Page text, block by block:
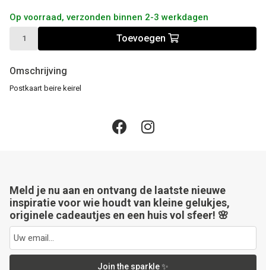
Op voorraad, verzonden binnen 2-3 werkdagen
Toevoegen
Omschrijving
Postkaart beire keirel
Meld je nu aan en ontvang de laatste nieuwe
inspiratie voor wie houdt van kleine gelukjes,
originele cadeautjes en een huis vol sfeer! 🌸
Join the sparkle ✨